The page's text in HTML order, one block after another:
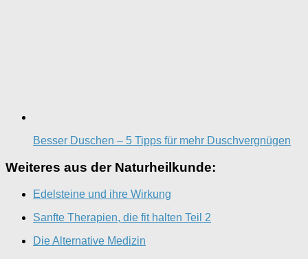
Besser Duschen – 5 Tipps für mehr Duschvergnügen
Weiteres aus der Naturheilkunde:
Edelsteine und ihre Wirkung
Sanfte Therapien, die fit halten Teil 2
Die Alternative Medizin